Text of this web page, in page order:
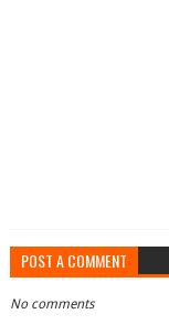
POST A COMMENT
No comments